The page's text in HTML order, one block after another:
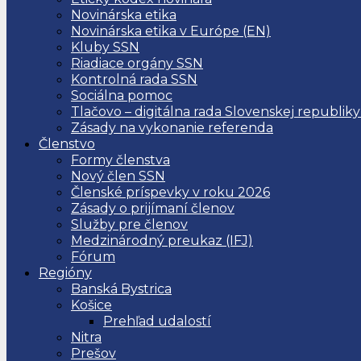
Novinárska etika
Novinárska etika v Európe (EN)
Kluby SSN
Riadiace orgány SSN
Kontrolná rada SSN
Sociálna pomoc
Tlačovo – digitálna rada Slovenskej republiky
Zásady na vykonanie referenda
Členstvo
Formy členstva
Nový člen SSN
Členské príspevky v roku 2026
Zásady o prijímaní členov
Služby pre členov
Medzinárodný preukaz (IFJ)
Fórum
Regióny
Banská Bystrica
Košice
Prehľad udalostí
Nitra
Prešov